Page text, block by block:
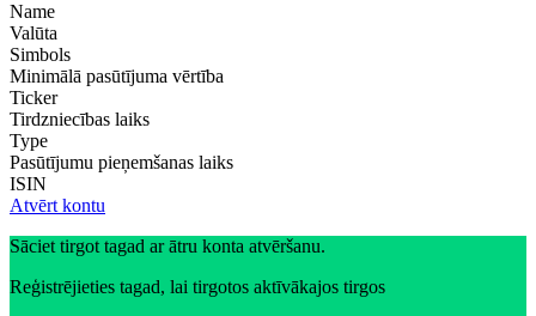
Name
Valūta
Simbols
Minimālā pasūtījuma vērtība
Ticker
Tirdzniecības laiks
Type
Pasūtījumu pieņemšanas laiks
ISIN
Atvērt kontu
Sāciet tirgot tagad ar ātru konta atvēršanu.
Reģistrējieties tagad, lai tirgotos aktīvākajos tirgos